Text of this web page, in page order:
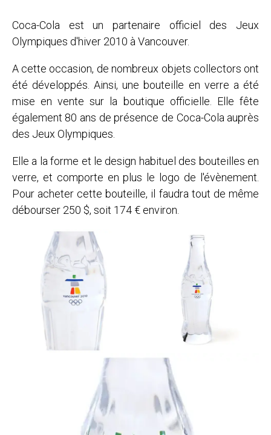
Coca-Cola est un partenaire officiel des Jeux
Olympiques d'hiver 2010 à Vancouver.
A cette occasion, de nombreux objets collectors ont
été développés. Ainsi, une bouteille en verre a été
mise en vente sur la boutique officielle. Elle fête
également 80 ans de présence de Coca-Cola auprès
des Jeux Olympiques.
Elle a la forme et le design habituel des bouteilles en
verre, et comporte en plus le logo de l'évènement.
Pour acheter cette bouteille, il faudra tout de même
débourser 250 $, soit 174 € environ.